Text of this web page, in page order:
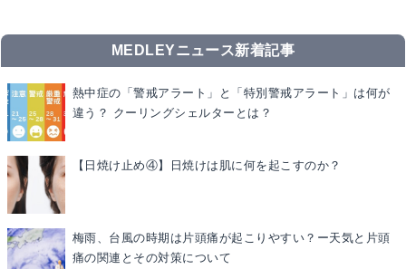
MEDLEYニュース新着記事
熱中症の「警戒アラート」と「特別警戒アラート」は何が
違う？ クーリングシェルターとは？
【日焼け止め④】日焼けは肌に何を起こすのか？
梅雨、台風の時期は片頭痛が起こりやすい？ー天気と片頭
痛の関連とその対策について